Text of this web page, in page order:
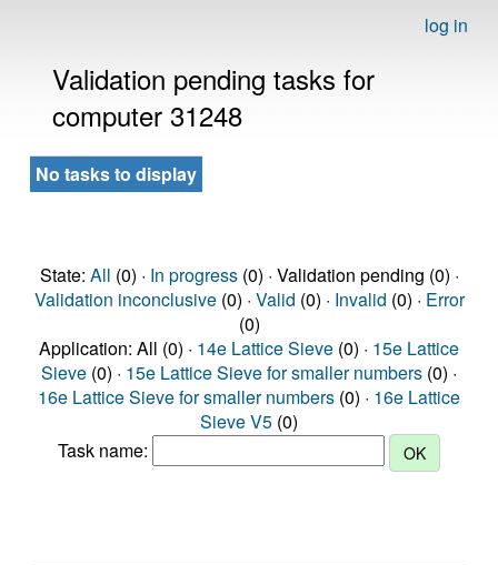
log in
Validation pending tasks for
computer 31248
No tasks to display
State: All (0) · In progress(0) · Validation pending (0) ·
Validation inconclusive(0) · Valid (0) · Invalid (0) · Error
(0)
Application: All (0) · 14e Lattice Sieve (0) · 15e Lattice
Sieve (0) · 15e Lattice Sieve for smaller numbers (0) ·
16e Lattice Sieve for smaller numbers (0) · 16e Lattice
Sieve V5 (0)
Task name: